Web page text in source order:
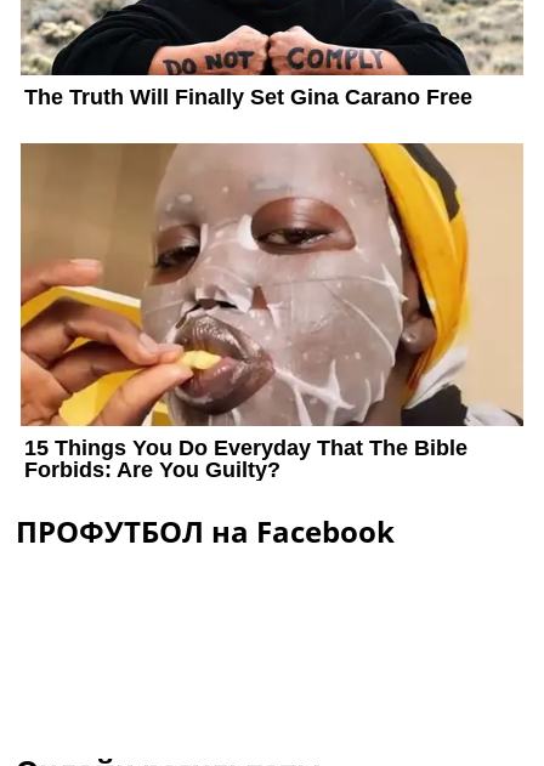
ПРОФУТБОЛ на Facebook